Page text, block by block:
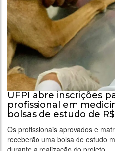
UFPI abre inscrições
profissional em
bolsas de estudo de R$
Os profissionais aprovados e
receberão uma bolsa de estudo
durante a realização do projeto.